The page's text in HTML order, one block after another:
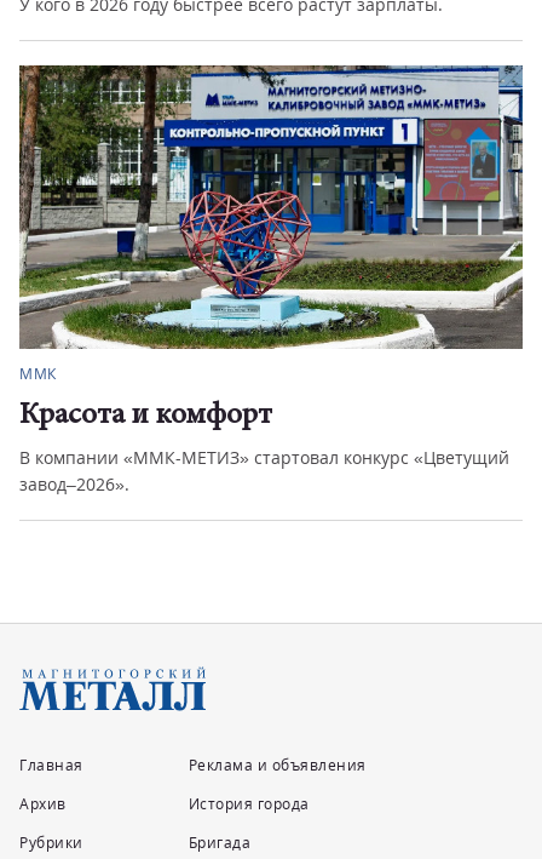
конкурс «Цветущий
ДТП с
Сотрудники Госавтоинспекции
Главная
Архив
Рубрики
Реклама и объявления
История города
Бригада